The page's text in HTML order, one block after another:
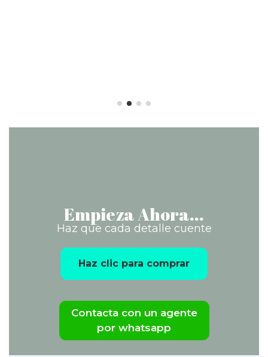
Empieza Ahora...
Haz que cada detalle cuente
Haz clic para comprar
Contacta con un agente
por whatsapp